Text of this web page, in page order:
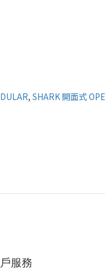
, SHARK 開面式
服務